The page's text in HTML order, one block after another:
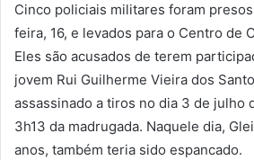
Cinco policiais militares foram
feira, 16, e levados para o Centro de
Eles são acusados de terem
jovem Rui Guilherme Vieira dos
assassinado a tiros no dia 3 de julho
3h13 da madrugada. Naquele dia,
anos, também teria sido espancado.